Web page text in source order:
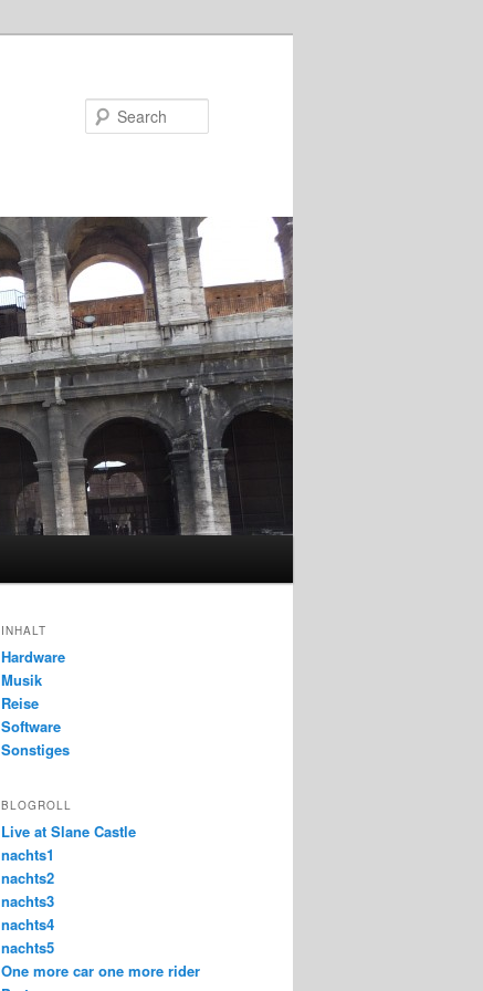
INHALT
Hardware
Musik
Reise
Software
Sonstiges
BLOGROLL
Live at Slane Castle
nachts1
nachts2
nachts3
nachts4
nachts5
One more car one more rider